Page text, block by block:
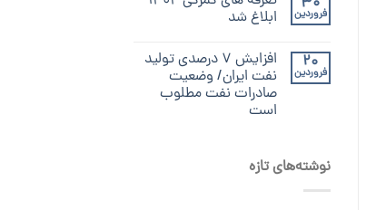
فروردین ابلاغ شد
20
فروردین
افزایش ۷ درصدی تولید
نفت ایران/ وضعیت
صادرات نفت مطلوب
است
نوشته‌های تازه